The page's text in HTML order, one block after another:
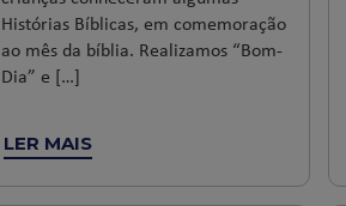
Histórias Bíblicas, em comemoração
ao mês da bíblia. Realizamos “Bom-
Dia” e […]
LER MAIS